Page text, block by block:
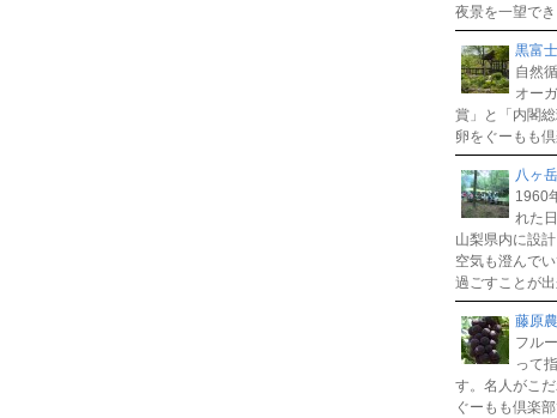
夜景を一望でき
黒富
自然
オー
賞」と「内閣
卵をぐーもも
八ヶ
1960
れた
山梨県内に設
空気も澄んで
過ごすことが出
藤原
フル
って
す。名人がこ
ぐーもも倶楽